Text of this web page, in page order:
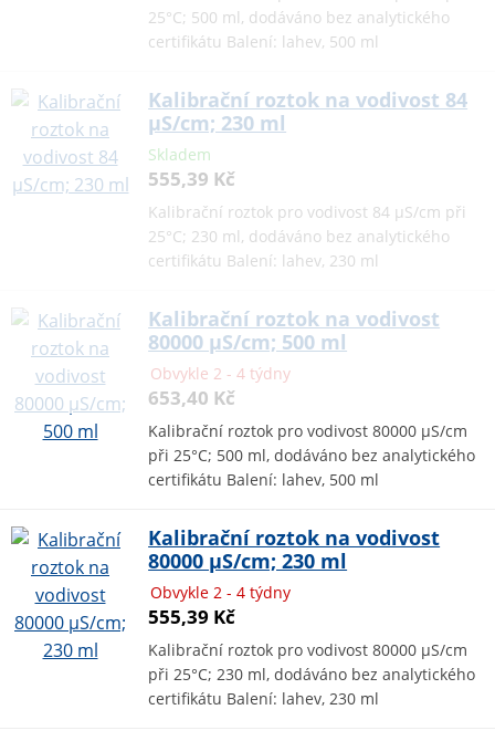
25°C; 500 ml, dodáváno bez analytického
certifikátu Balení: lahev, 500 ml
Kalibrační roztok na vodivost 84
µS/cm; 230 ml
Skladem
555,39 Kč
Kalibrační roztok pro vodivost 84 µS/cm při
25°C; 230 ml, dodáváno bez analytického
certifikátu Balení: lahev, 230 ml
Kalibrační roztok na vodivost
80000 µS/cm; 500 ml
Obvykle 2 - 4 týdny
653,40 Kč
Kalibrační roztok pro vodivost 80000 µS/cm
při 25°C; 500 ml, dodáváno bez analytického
certifikátu Balení: lahev, 500 ml
Kalibrační roztok na vodivost
80000 µS/cm; 230 ml
Obvykle 2 - 4 týdny
555,39 Kč
Kalibrační roztok pro vodivost 80000 µS/cm
při 25°C; 230 ml, dodáváno bez analytického
certifikátu Balení: lahev, 230 ml